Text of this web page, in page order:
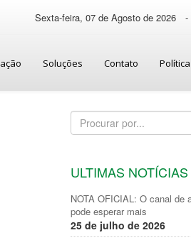
Sexta-feira, 07 de Agosto de 2026 -
Soluções Contato
ULTIMAS NOTÍCIAS
NOTA OFICIAL: O canal de
pode esperar mais
25 de julho de 2026